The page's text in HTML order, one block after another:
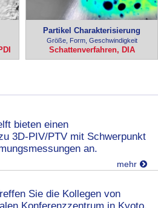
Partikel Charakterisierung
Größe, Form, Geschwindigkeit
Schattenverfahren, DIA
bieten einen
3D-PIV/PTV mit Schwerpunkt
an.
mehr
Sie die Kollegen von